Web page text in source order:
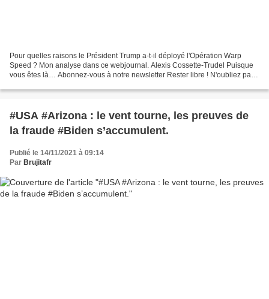
Pour quelles raisons le Président Trump a-t-il déployé l'Opération Warp
Speed ? Mon analyse dans ce webjournal. Alexis Cossette-Trudel Puisque
vous êtes là… Abonnez-vous à notre newsletter Rester libre ! N'oubliez pas
#USA #Arizona : le vent tourne, les preuves de
la fraude #Biden s’accumulent.
Publié le 14/11/2021 à 09:14
Par Brujitafr